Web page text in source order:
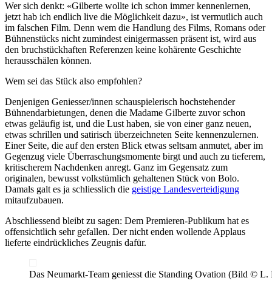
Wer sich denkt: «Gilberte wollte ich schon immer kennenlernen,
jetzt hab ich endlich live die Möglichkeit dazu», ist vermutlich auch
im falschen Film. Denn wem die Handlung des Films, Romans oder
Bühnenstücks nicht zumindest einigermassen präsent ist, wird aus
den bruchstückhaften Referenzen keine kohärente Geschichte
herausschälen können.
Wem sei das Stück also empfohlen?
Denjenigen Geniesser/innen schauspielerisch hochstehender
Bühnendarbietungen, denen die Madame Gilberte zuvor schon
etwas geläufig ist, und die Lust haben, sie von einer ganz neuen,
etwas schrillen und satirisch überzeichneten Seite kennenzulernen.
Einer Seite, die auf den ersten Blick etwas seltsam anmutet, aber im
Gegenzug viele Überraschungsmomente birgt und auch zu tieferem,
kritischerem Nachdenken anregt. Ganz im Gegensatz zum
originalen, bewusst volkstümlich gehaltenen Stück von Bolo.
Damals galt es ja schliesslich die geistige Landesverteidigung
mitaufzubauen.
Abschliessend bleibt zu sagen: Dem Premieren-Publikum hat es
offensichtlich sehr gefallen. Der nicht enden wollende Applaus
lieferte eindrückliches Zeugnis dafür.
Das Neumarkt-Team geniesst die Standing Ovation (Bild © L.